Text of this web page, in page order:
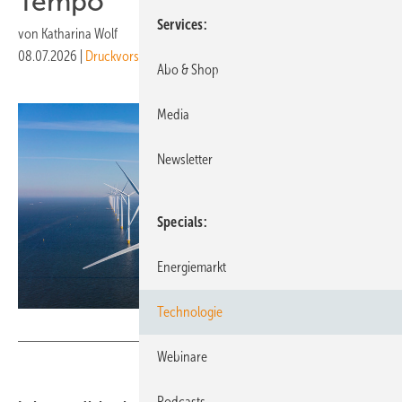
von Katharina Wolf
08.07.2026
Druckvorschau
Services
Abo & Shop
Media
Newsletter
Specials
Energiemarkt
Technologie
Webinare